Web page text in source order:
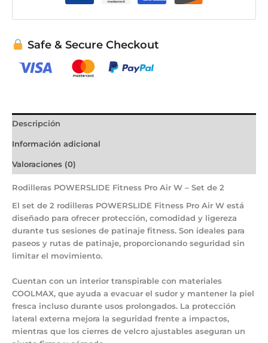
Safe & Secure Checkout
Descripción
Información adicional
Valoraciones (0)
Rodilleras POWERSLIDE Fitness Pro Air W – Set de 2
El set de 2 rodilleras POWERSLIDE Fitness Pro Air W está
diseñado para ofrecer protección, comodidad y ligereza
durante tus sesiones de patinaje fitness. Son ideales para
paseos y rutas de patinaje, proporcionando seguridad sin
limitar el movimiento.
Cuentan con un interior transpirable con materiales
COOLMAX, que ayuda a evacuar el sudor y mantener la piel
fresca incluso durante usos prolongados. La protección
lateral externa mejora la seguridad frente a impactos,
mientras que los cierres de velcro ajustables aseguran un